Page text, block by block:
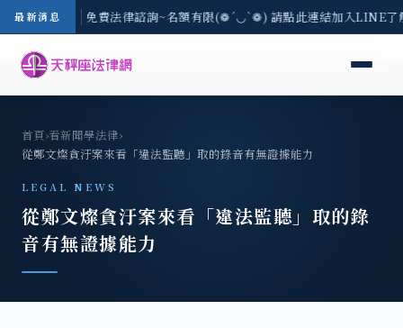
最新消息
-8/3(一) 現場免費法律諮詢~名額有限(❁´◡`❁) 請點此連結加入LINE
首頁›看新聞學法律›
從鄭文燦貪汙案來看「違法監聽」取的錄音有無證據能力
LEGAL NEWS
從鄭文燦貪汙案來看「違法監聽」取的錄
音有無證據能力